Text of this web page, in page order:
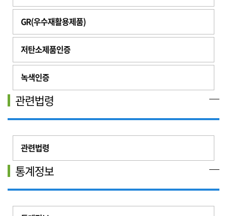
GR(우수재활용제품)
저탄소제품인증
녹색인증
관련법령
관련법령
통계정보